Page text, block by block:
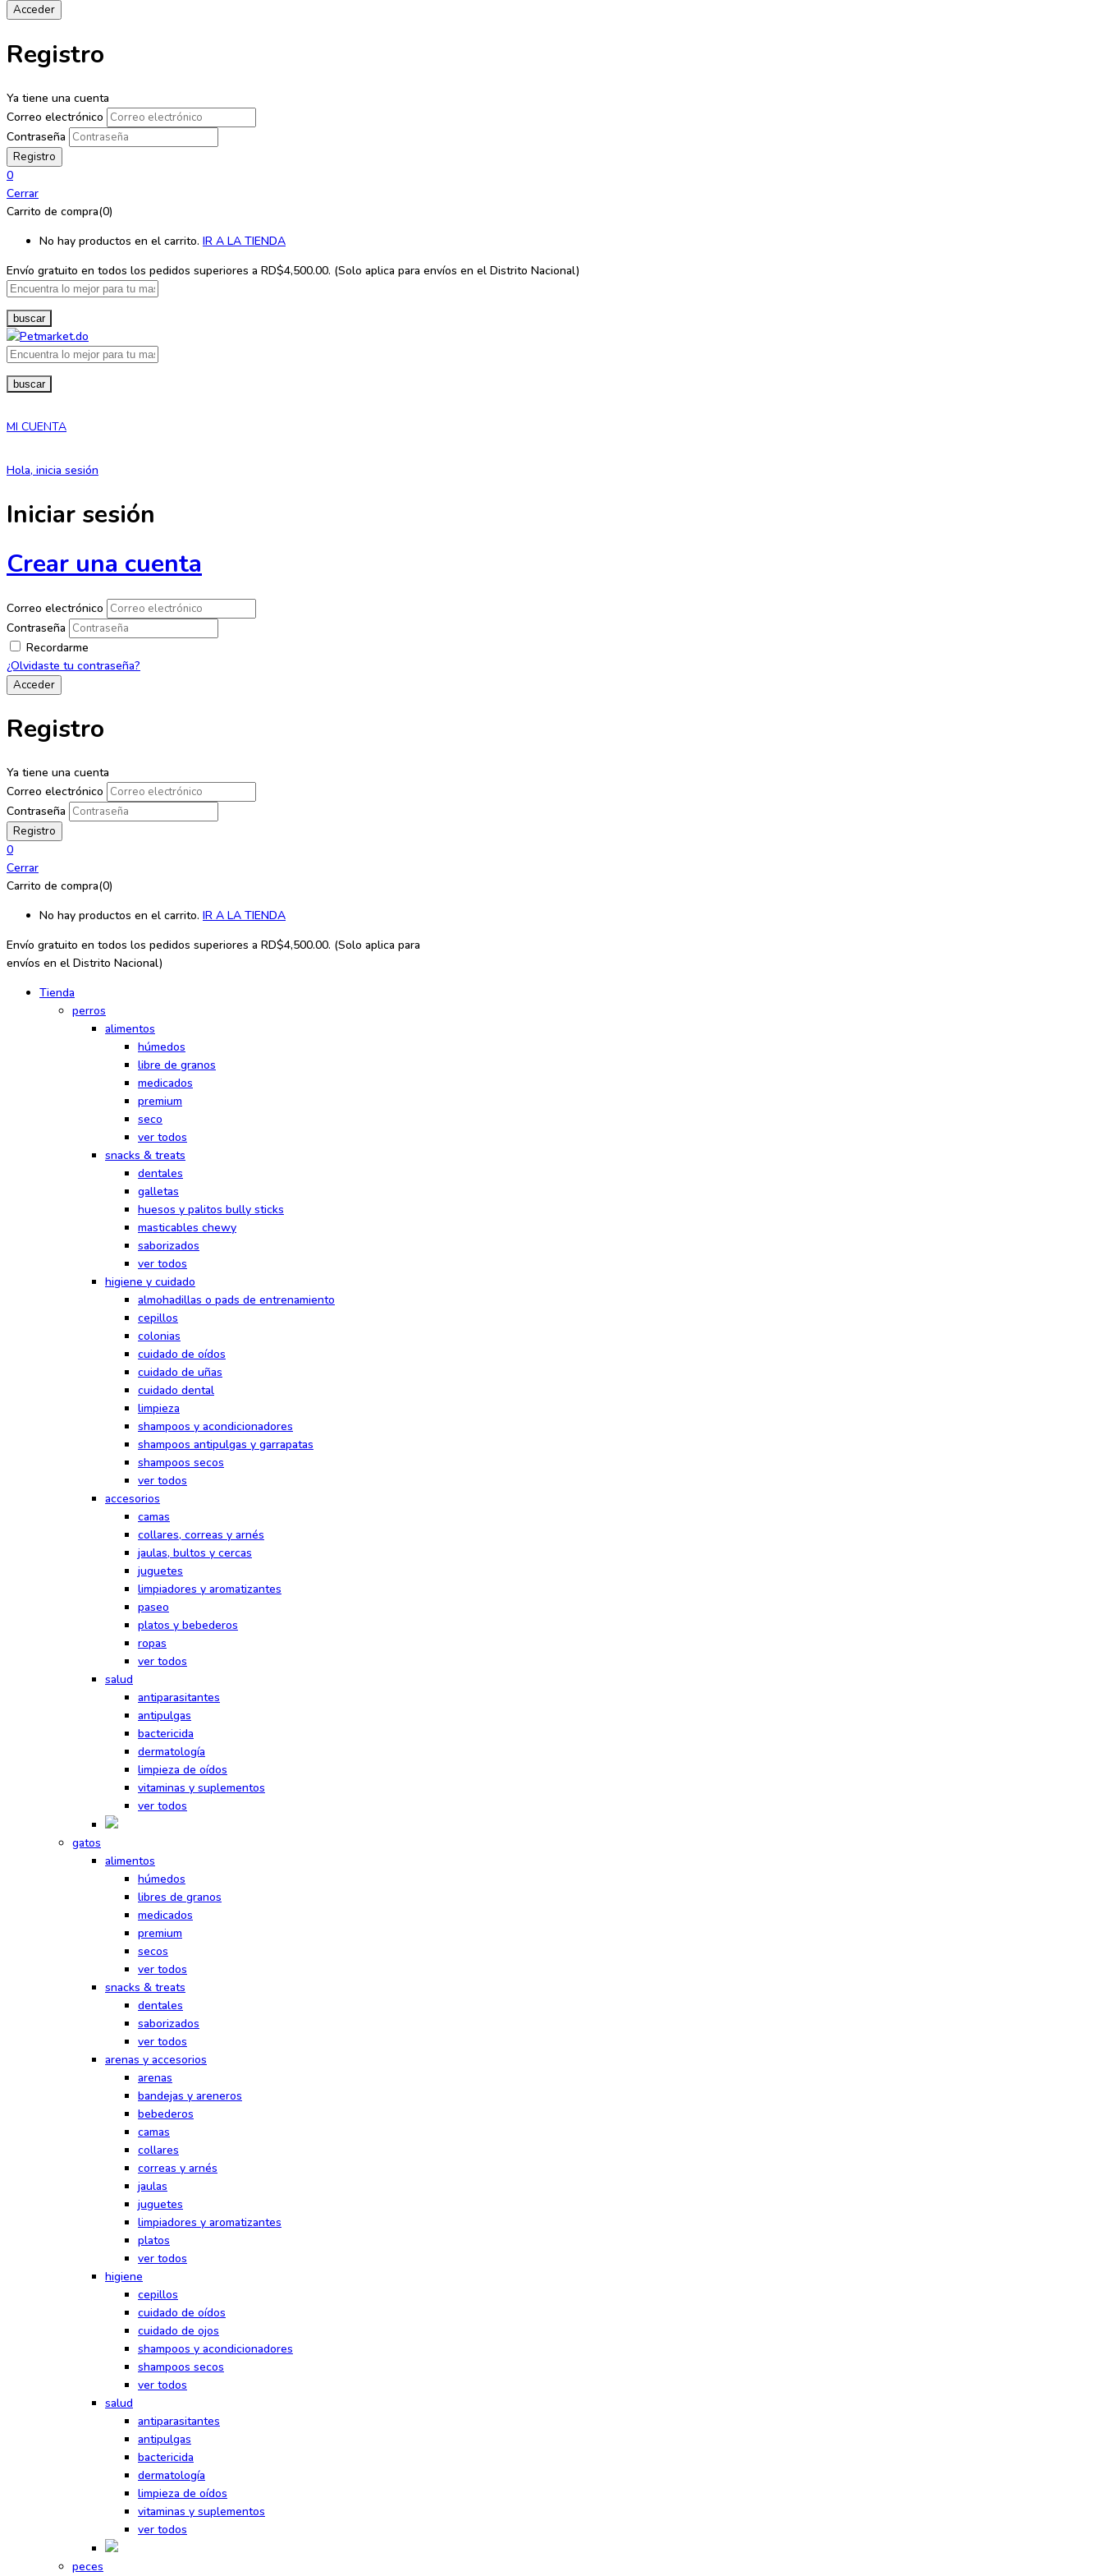
Registro
Ya tiene una cuenta
Correo electrónico
Contraseña
0
Cerrar
Carrito de compra(0)
No hay productos en el carrito. IR A LA TIENDA
Envío gratuito en todos los pedidos superiores a RD$4,500.00. (Solo aplica para envíos en el Distrito Nacional)
buscar
buscar
MI CUENTA
Hola, inicia sesión
Iniciar sesión
Crear una cuenta
Correo electrónico
Contraseña
Recordarme
¿Olvidaste tu contraseña?
Registro
Ya tiene una cuenta
Correo electrónico
Contraseña
0
Cerrar
Carrito de compra(0)
No hay productos en el carrito. IR A LA TIENDA
Envío gratuito en todos los pedidos superiores a RD$4,500.00. (Solo aplica para
envíos en el Distrito Nacional)
Tienda
perros
alimentos
húmedos
libre de granos
medicados
premium
seco
ver todos
snacks & treats
dentales
galletas
huesos y palitos bully sticks
masticables chewy
saborizados
ver todos
higiene y cuidado
almohadillas o pads de entrenamiento
cepillos
colonias
cuidado de oídos
cuidado de uñas
cuidado dental
limpieza
shampoos y acondicionadores
shampoos antipulgas y garrapatas
shampoos secos
ver todos
accesorios
camas
collares, correas y arnés
jaulas, bultos y cercas
juguetes
limpiadores y aromatizantes
paseo
platos y bebederos
ropas
ver todos
salud
antiparasitantes
antipulgas
bactericida
dermatología
limpieza de oídos
vitaminas y suplementos
ver todos
gatos
alimentos
húmedos
libres de granos
medicados
premium
secos
ver todos
snacks & treats
dentales
saborizados
ver todos
arenas y accesorios
arenas
bandejas y areneros
bebederos
camas
collares
correas y arnés
jaulas
juguetes
limpiadores y aromatizantes
platos
ver todos
higiene
cepillos
cuidado de oídos
cuidado de ojos
shampoos y acondicionadores
shampoos secos
ver todos
salud
antiparasitantes
antipulgas
bactericida
dermatología
limpieza de oídos
vitaminas y suplementos
ver todos
peces